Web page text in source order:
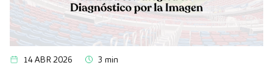
14 ABR 2026 3 min